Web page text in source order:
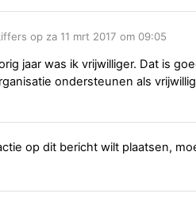
op za 11 mrt 2017 om 09:05
jaar was ik vrijwilliger. Dat is
ondersteunen als
op dit bericht wilt plaatsen,